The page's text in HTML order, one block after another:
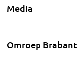
Media
Omroep Brabant